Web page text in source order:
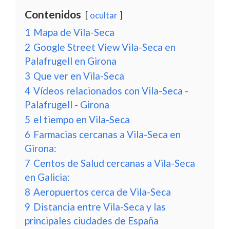
Contenidos ocultar
1 Mapa de Vila-Seca
2 Google Street View Vila-Seca en
Palafrugell en Girona
3 Que ver en Vila-Seca
4 Vídeos relacionados con Vila-Seca -
Palafrugell - Girona
5 el tiempo en Vila-Seca
6 Farmacias cercanas a Vila-Seca en
Girona:
7 Centos de Salud cercanas a Vila-Seca
en Galicia:
8 Aeropuertos cerca de Vila-Seca
9 Distancia entre Vila-Seca y las
principales ciudades de España